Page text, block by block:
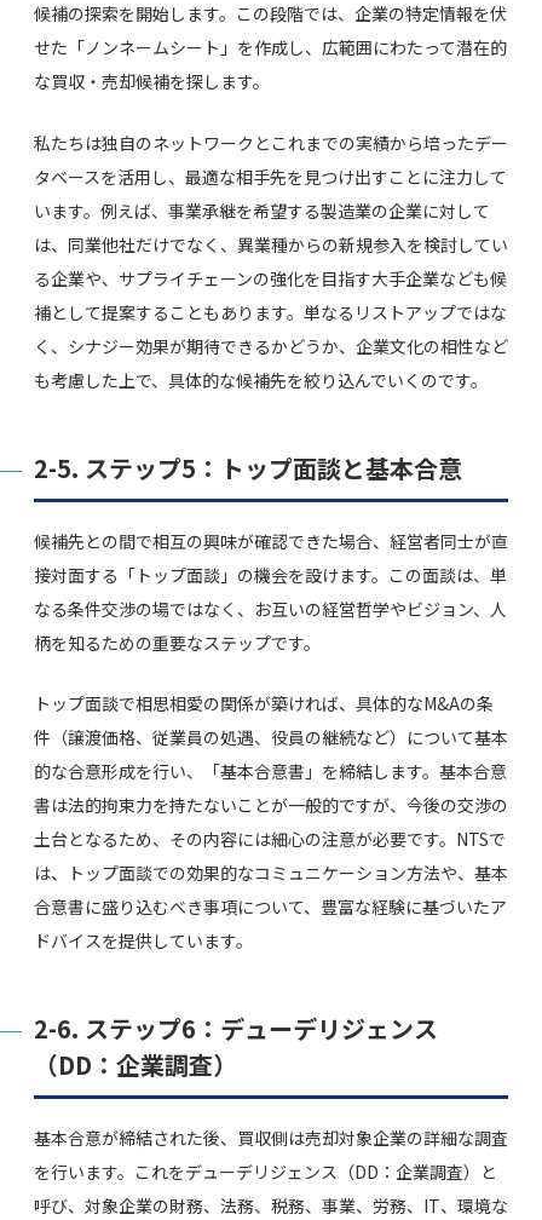
候補の探索を開始します。この段階では、企業の特定情報を伏
せた「ノンネームシート」を作成し、広範囲にわたって潜在的
な買収・売却候補を探します。
私たちは独自のネットワークとこれまでの実績から培ったデー
タベースを活用し、最適な相手先を見つけ出すことに注力して
います。例えば、事業承継を希望する製造業の企業に対して
は、同業他社だけでなく、異業種からの新規参入を検討してい
る企業や、サプライチェーンの強化を目指す大手企業なども候
補として提案することもあります。単なるリストアップではな
く、シナジー効果が期待できるかどうか、企業文化の相性など
も考慮した上で、具体的な候補先を絞り込んでいくのです。
2-5. ステップ5：トップ面談と基本合意
候補先との間で相互の興味が確認できた場合、経営者同士が直
接対面する「トップ面談」の機会を設けます。この面談は、単
なる条件交渉の場ではなく、お互いの経営哲学やビジョン、人
柄を知るための重要なステップです。
トップ面談で相思相愛の関係が築ければ、具体的なM&Aの条
件（譲渡価格、従業員の処遇、役員の継続など）について基本
的な合意形成を行い、「基本合意書」を締結します。基本合意
書は法的拘束力を持たないことが一般的ですが、今後の交渉の
土台となるため、その内容には細心の注意が必要です。NTSで
は、トップ面談での効果的なコミュニケーション方法や、基本
合意書に盛り込むべき事項について、豊富な経験に基づいたア
ドバイスを提供しています。
2-6. ステップ6：デューデリジェンス
（DD：企業調査）
基本合意が締結された後、買収側は売却対象企業の詳細な調査
を行います。これをデューデリジェンス（DD：企業調査）と
呼び、対象企業の財務、法務、税務、事業、労務、IT、環境な